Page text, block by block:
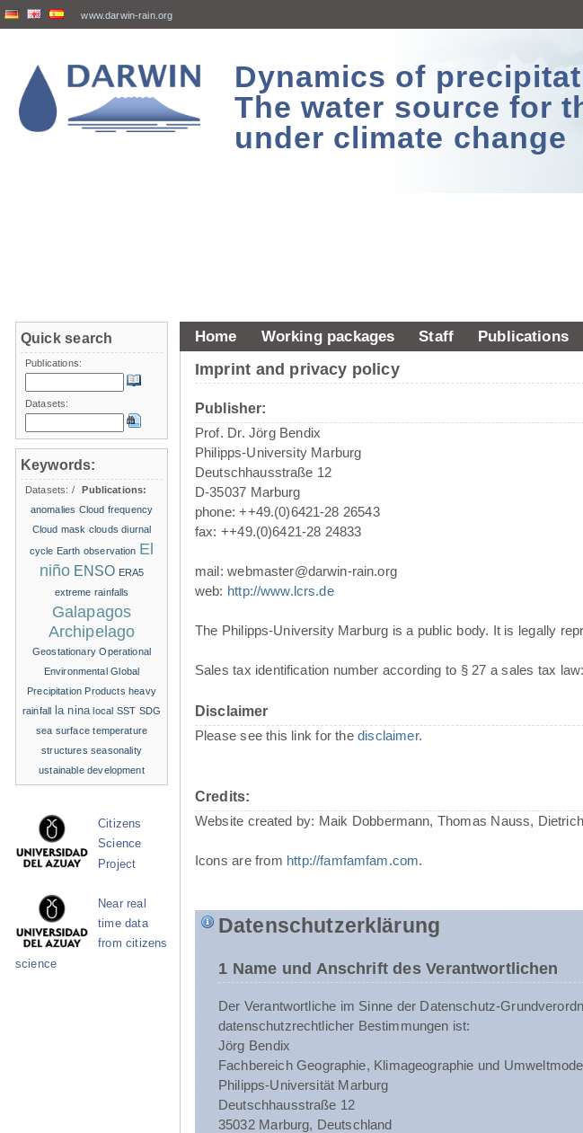
www.darwin-rain.org
Dynamics of
The water source for
under climate change
Home Working packages Staff Publications
Imprint and privacy policy
Publisher:
Prof. Dr. Jörg Bendix
Philipps-University Marburg
Deutschhausstraße 12
D-35037 Marburg
phone: ++49.(0)6421-28 26543
fax: ++49.(0)6421-28 24833
mail: webmaster@darwin-rain.org
web: http://www.lcrs.de
The Philipps-University Marburg is a public body. It is legally
Sales tax identification number according to § 27 a sales tax
Disclaimer
Please see this link for thedisclaimer.
Credits:
Website created by: Maik Dobbermann, Thomas Nauss,
Icons are from http://famfamfam.com.
Datenschutzerklärung
1 Name und Anschrift des Verantwortlichen
Der Verantwortliche im Sinne der Datenschutz-
datenschutzrechtlicher Bestimmungen ist:
Jörg Bendix
Fachbereich Geographie, Klimageographie und
Philipps-Universität Marburg
Deutschhausstraße 12
35032 Marburg, Deutschland
Quick search
Publications:
Datasets:
Keywords:
Datasets: /
Publications:
anomalies Cloud frequency
Cloud mask clouds diurnal
cycle Earth observation El
niño ENSO ERA5
extreme rainfalls
Galapagos
Archipelago
Geostationary Operational
Environmental Global
Precipitation Products heavy
rainfall la nina local SST SDG
sea surface temperature
structures seasonality
ustainable development
Citizens
Science
Project
Near real
time data
from citizens
science